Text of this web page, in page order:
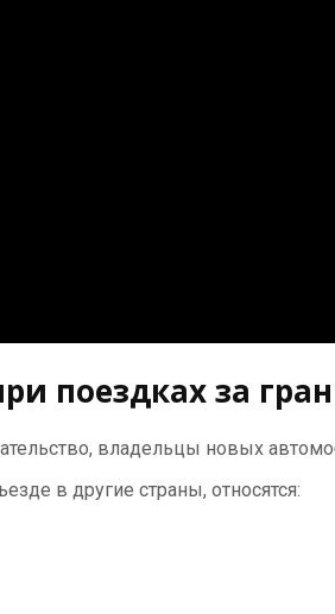
поездках за
владельцы новых
в другие страны, относятся: